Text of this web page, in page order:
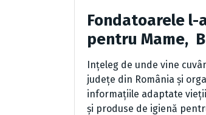
Fondatoarele l-
pentru Mame,
Ințeleg de unde vine
județe din România și
informațiile adaptate
și produse de igienă